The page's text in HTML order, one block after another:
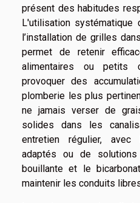
présent des habitudes
L'utilisation systématique
l’installation de grilles
permet de retenir
alimentaires ou petits
provoquer des
plomberie les plus
ne jamais verser de
solides dans les
entretien régulier, avec
adaptés ou de solutions
bouillante et le
maintenir les conduits